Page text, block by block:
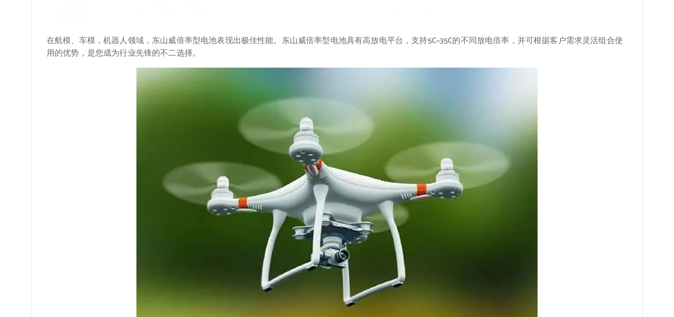
在航模、车模，机器人领域，东山威倍率型电池表现出极佳性能。东山威倍率型电池具有高放电平台，支持5C~35C的不同放电倍率，并可根据客户需求灵活组合使
用的优势，是您成为行业先锋的不二选择。